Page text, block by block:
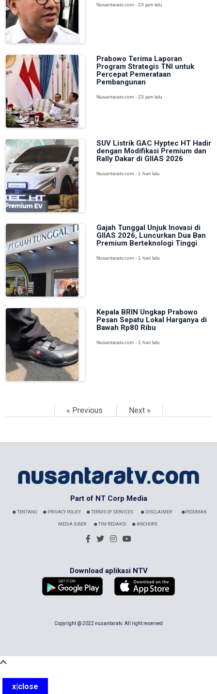
Nusantaratv.com - 23 jam lalu
Prabowo Terima Laporan
Program Strategis TNI untuk
Percepat Pemerataan
Pembangunan
Nusantaratv.com - 23 jam lalu
SUV Listrik GAC Hyptec HT Hadir
dengan Modifikasi Premium dan
Rally Dakar di GIIAS 2026
Nusantaratv.com - 1 hari lalu
Gajah Tunggal Unjuk Inovasi di
GIIAS 2026, Luncurkan Dua Ban
Premium Berteknologi Tinggi
Nusantaratv.com - 1 hari lalu
Kepala BRIN Ungkap Prabowo
Pesan Sepatu Lokal Harganya di
Bawah Rp80 Ribu
Nusantaratv.com - 1 hari lalu
« Previous Next »
Part of NT Corp Media
TENTANG PRIVACY POLICY TERMS OF SERVICES DISCLAIMER PEDOMAN
MEDIA SIBER TIM REDAKSI ANCHORS
Download aplikasi NTV
Copyright @ 2022 nusantaratv. All right reserved
x|close